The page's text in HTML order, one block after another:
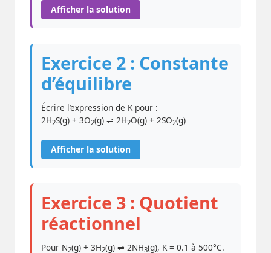
Afficher la solution
Exercice 2 : Constante
d’équilibre
Écrire l’expression de K pour :
2H2S(g) + 3O2(g) ⇌ 2H2O(g) + 2SO2(g)
Afficher la solution
Exercice 3 : Quotient
réactionnel
Pour N2(g) + 3H2(g) ⇌ 2NH3(g), K = 0.1 à 500°C.